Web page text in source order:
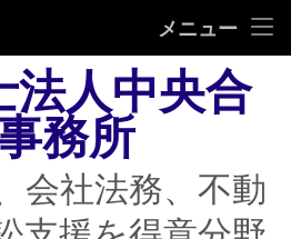
メニュー
法人中央合
務所
会社法務、不動